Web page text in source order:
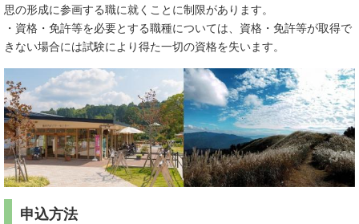
思の形成に参画する職に就くことに制限があります。
・資格・免許等を必要とする職種については、資格・免許等が取得で
きない場合には試験により得た一切の資格を失います。
申込方法